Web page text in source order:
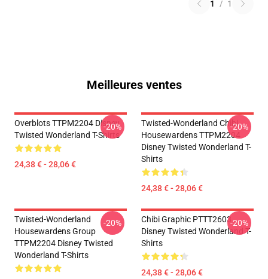
1 / 1
Meilleures ventes
Overblots TTPM2204 Disney
Twisted Wonderland T-Shirts
24,38 € - 28,06 €
-20%
Twisted-Wonderland Chibi
Housewardens TTPM2204
Disney Twisted Wonderland T-
Shirts
24,38 € - 28,06 €
-20%
Twisted-Wonderland
Housewardens Group
TTPM2204 Disney Twisted
Wonderland T-Shirts
-20%
Chibi Graphic PTTT2603
Disney Twisted Wonderland T-
Shirts
24,38 € - 28,06 €
-20%